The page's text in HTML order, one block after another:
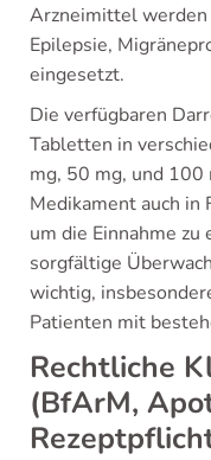
Arzneimittel werden
Epilepsie,
eingesetzt.
Die verfügbaren
Tabletten in
mg, 50 mg, und
Medikament auch in
um die Einnahme
sorgfältige
wichtig,
Patienten mit
Rechtliche
(BfArM,